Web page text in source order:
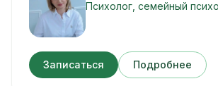
Психолог, семейный
Записаться Подробнее